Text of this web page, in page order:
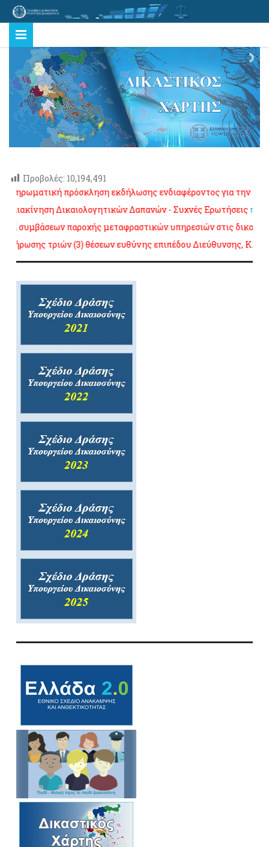
Προβολές: 10,194,491
πρόσκληση εκδήλωσης ενδιαφέροντος για την
Δικαιολογητικών Δαπανών - Συχνές Ερωτήσειςπατήστε
παροχής μεταφραστικών υπηρεσιών στις δικαστικές
τριών (3) θέσεων ευθύνης επιπέδου Διεύθυνσης, K.Y.